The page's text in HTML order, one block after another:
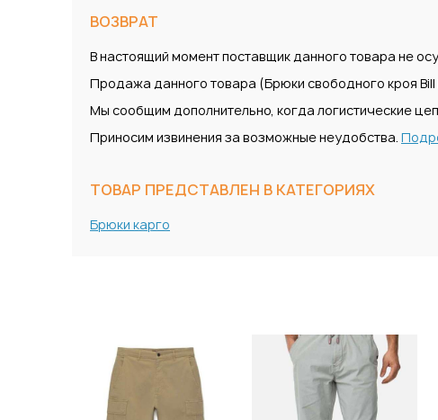
ВОЗВРАТ
В настоящий момент поставщик данного товара не
Продажа данного товара (Брюки свободного кроя Bill
Мы сообщим дополнительно, когда логистические
Приносим извинения за возможные неудобства.
ТОВАР ПРЕДСТАВЛЕН В КАТЕГОРИЯХ
Брюки карго